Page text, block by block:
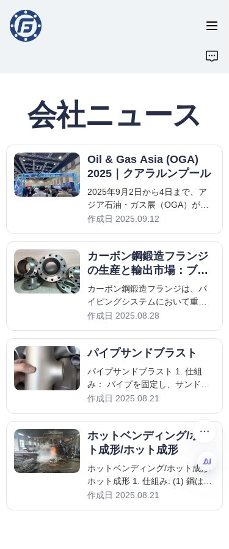
会社ニュース
Oil & Gas Asia (OGA)
2025｜クアラルンプール
2025年9月2日から4日まで、ア
ジア石油・ガス展（OGA）がク
アラルンプールコンベンション
界のエネルギー業界のエリート
が集まり、協力を促進します。
私たちの会社、Cangzhou
作成日 2025.09.12
カーボン鋼鍛造フランジ
の生産と輸出市場：ブラ
ジルとイタリア
カーボン鋼鍛造フランジは、パ
イピングシステムにおいて重要
なコンポーネントであり、石
の産業においてシリンダー、バ
ルブ、ポンプ、その他の機器の
信頼性のある接続を提供しま
す。鍛造プロセスは含まれてい
ます。
作成日 2025.08.28
パイプサンドブラスト
パイプサンドブラスト 1. 仕組
み： パイプを固定し、サンドブ
ラスト装置を使用して高速度で
の衝撃力が錆、スケール、油汚
れ、古いコーティングなどを取
り除き、表面を均一にします。
作成日 2025.08.21
ホットベンディング/ホッ
ト成形/ホット成形
ホットベンディング/ホット成形/
ホット成形 1. 仕組み: (1) 鋼は高
温（通常はトーチ、炉、または
作成日 2025.08.21
私たちについて
製品
ニュース
CONTACT US